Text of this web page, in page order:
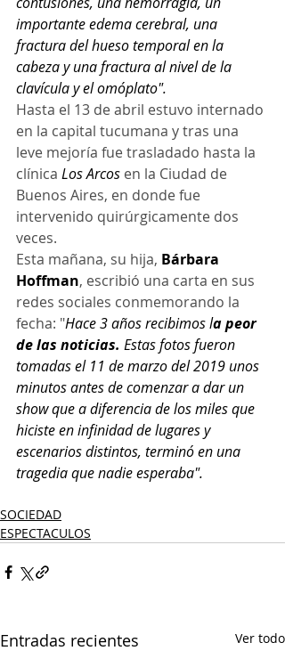
importante edema cerebral, una
fractura del hueso temporal en la
cabeza y una fractura al nivel de la
clavícula y el omóplato".
Hasta el 13 de abril estuvo internado
en la capital tucumana y tras una
leve mejoría fue trasladado hasta la
clínica Los Arcos en la Ciudad de
Buenos Aires, en donde fue
intervenido quirúrgicamente dos
veces.
Esta mañana, su hija, Bárbara
Hoffman, escribió una carta en sus
redes sociales conmemorando la
fecha: "Hace 3 años recibimos la peor
de las noticias. Estas fotos fueron
tomadas el 11 de marzo del 2019 unos
minutos antes de comenzar a dar un
show que a diferencia de los miles que
hiciste en infinidad de lugares y
escenarios distintos, terminó en una
tragedia que nadie esperaba".
SOCIEDAD
ESPECTACULOS
Entradas recientes Ver todo